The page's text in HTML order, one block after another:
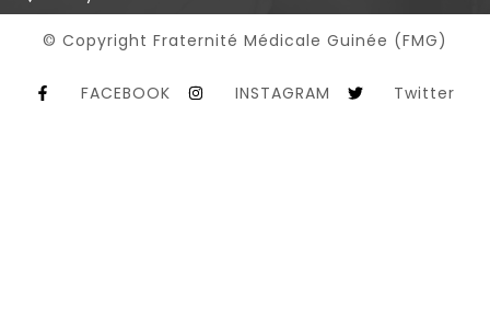
© Copyright Fraternité Médicale Guinée (FMG)
FACEBOOK INSTAGRAM Twitter